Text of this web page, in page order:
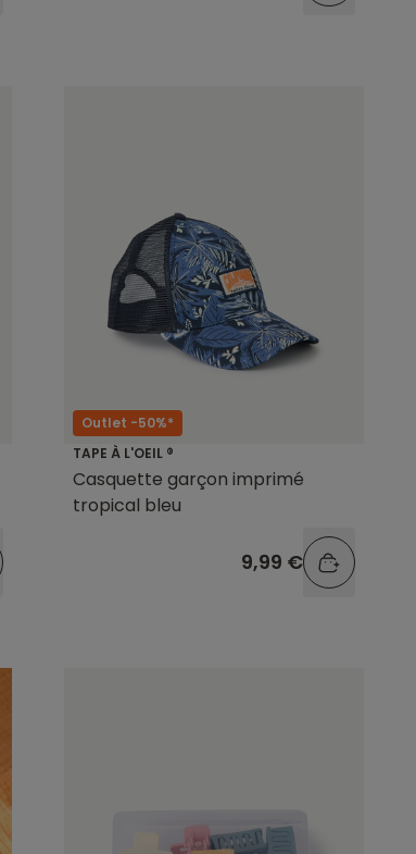
Outlet -50%*
TAPE À L'OEIL ®
Casquette garçon imprimé
tropical bleu
9,99 €